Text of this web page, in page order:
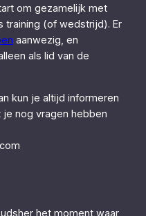
om gezamelijk met
training (of wedstrijd). Er
aanwezig, en
als lid van de
kun je altijd informeren
nog vragen hebben
het moment waar